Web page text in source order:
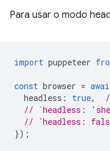
Para usar o modo
import puppeteer
const browser =
headless : true,
// `headless:
// `headless:
});